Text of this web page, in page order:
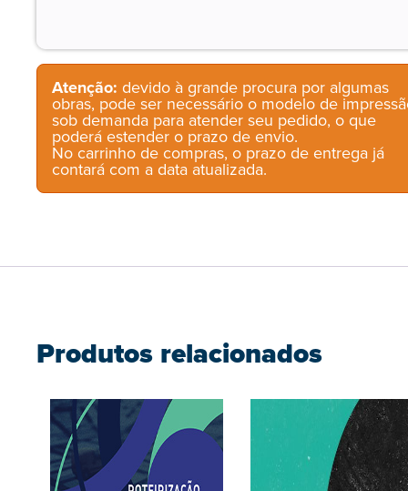
Atenção: devido à grande procura por algumas
obras, pode ser necessário o modelo de
sob demanda para atender seu pedido, o que
poderá estender o prazo de envio.
No carrinho de compras, o prazo de entrega já
contará com a data atualizada.
Produtos relacionados